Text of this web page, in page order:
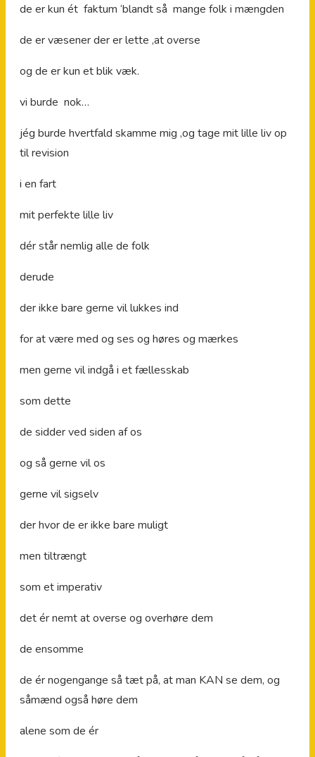
de er kun ét faktum ‘blandt så mange folk i mængden
de er væsener der er lette ,at overse
og de er kun et blik væk.
vi burde nok…
jég burde hvertfald skamme mig ,og tage mit lille liv op
til revision
i en fart
mit perfekte lille liv
dér står nemlig alle de folk
derude
der ikke bare gerne vil lukkes ind
for at være med og ses og høres og mærkes
men gerne vil indgå i et fællesskab
som dette
de sidder ved siden af os
og så gerne vil os
gerne vil sigselv
der hvor de er ikke bare muligt
men tiltrængt
som et imperativ
det ér nemt at overse og overhøre dem
de ensomme
de ér nogengange så tæt på, at man KAN se dem, og
såmænd også høre dem
alene som de ér